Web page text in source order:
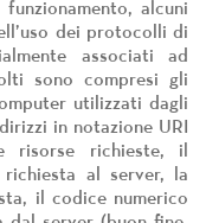
alcuni
dei protocolli di
associati ad
sono compresi gli
utilizzati dagli
in notazione URI
risorse richieste, il
al server, la
il codice numerico